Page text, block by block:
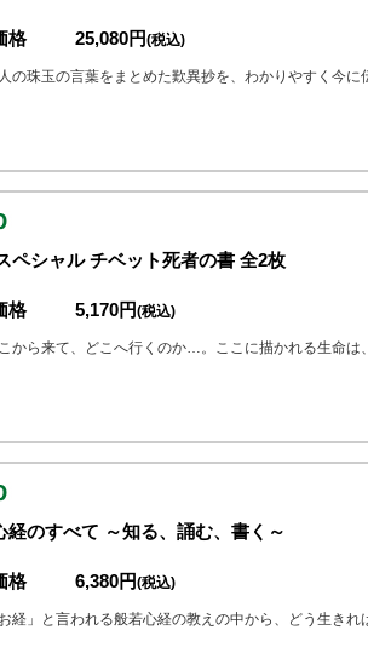
格 25,080円(税込)
の珠玉の言葉をまとめた歎異抄を、わかりやすく今に
ペシャル チベット死者の書 全2枚
格 5,170円(税込)
から来て、どこへ行くのか…。ここに描かれる生命は
経のすべて ～知る、誦む、書く～
格 6,380円(税込)
お経」と言われる般若心経の教えの中から、どう生きれ